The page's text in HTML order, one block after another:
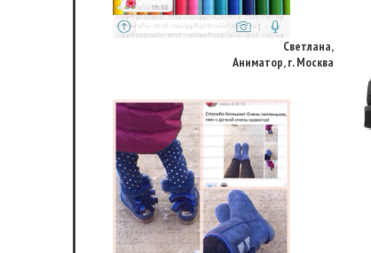
Светлана,
Аниматор, г. Москва
Динара Муромкина,